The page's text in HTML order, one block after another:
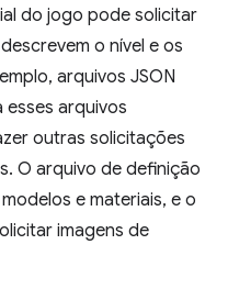
do jogo pode solicitar
o nível e os
arquivos JSON
esses arquivos
outras solicitações
O arquivo de definição
e materiais, e o
imagens de